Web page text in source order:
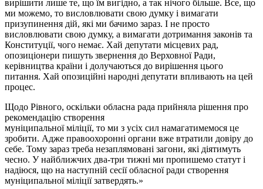
вирішити лише те, що їм вигідно, а так нічого більше. Все, що
ми можемо, то висловлювати свою думку і вимагати
призупинення дій, які ми бачимо зараз. І не просто
висловлювати свою думку, а вимагати дотримання законів та
Конституції, чого немає. Хай депутати місцевих рад,
опозиціонери пишуть звернення до Верховної Ради,
керівництва країни і долучаються до вирішення цього
питання. Хай опозиційні народні депутати впливають на цей
процес.
Щодо Рівного, оскільки обласна рада прийняла рішення про
рекомендацію створення
муніципальної міліції, то ми з усіх сил намагатимемося це
зробити. Адже правоохоронні органи вже втратили довіру до
себе. Тому зараз треба незаплямовані загони, які діятимуть
чесно. У найближчих два-три тижні ми пропишемо статут і
надіюся, що на наступній сесії обласної ради створення
муніципальної міліції затвердять.»